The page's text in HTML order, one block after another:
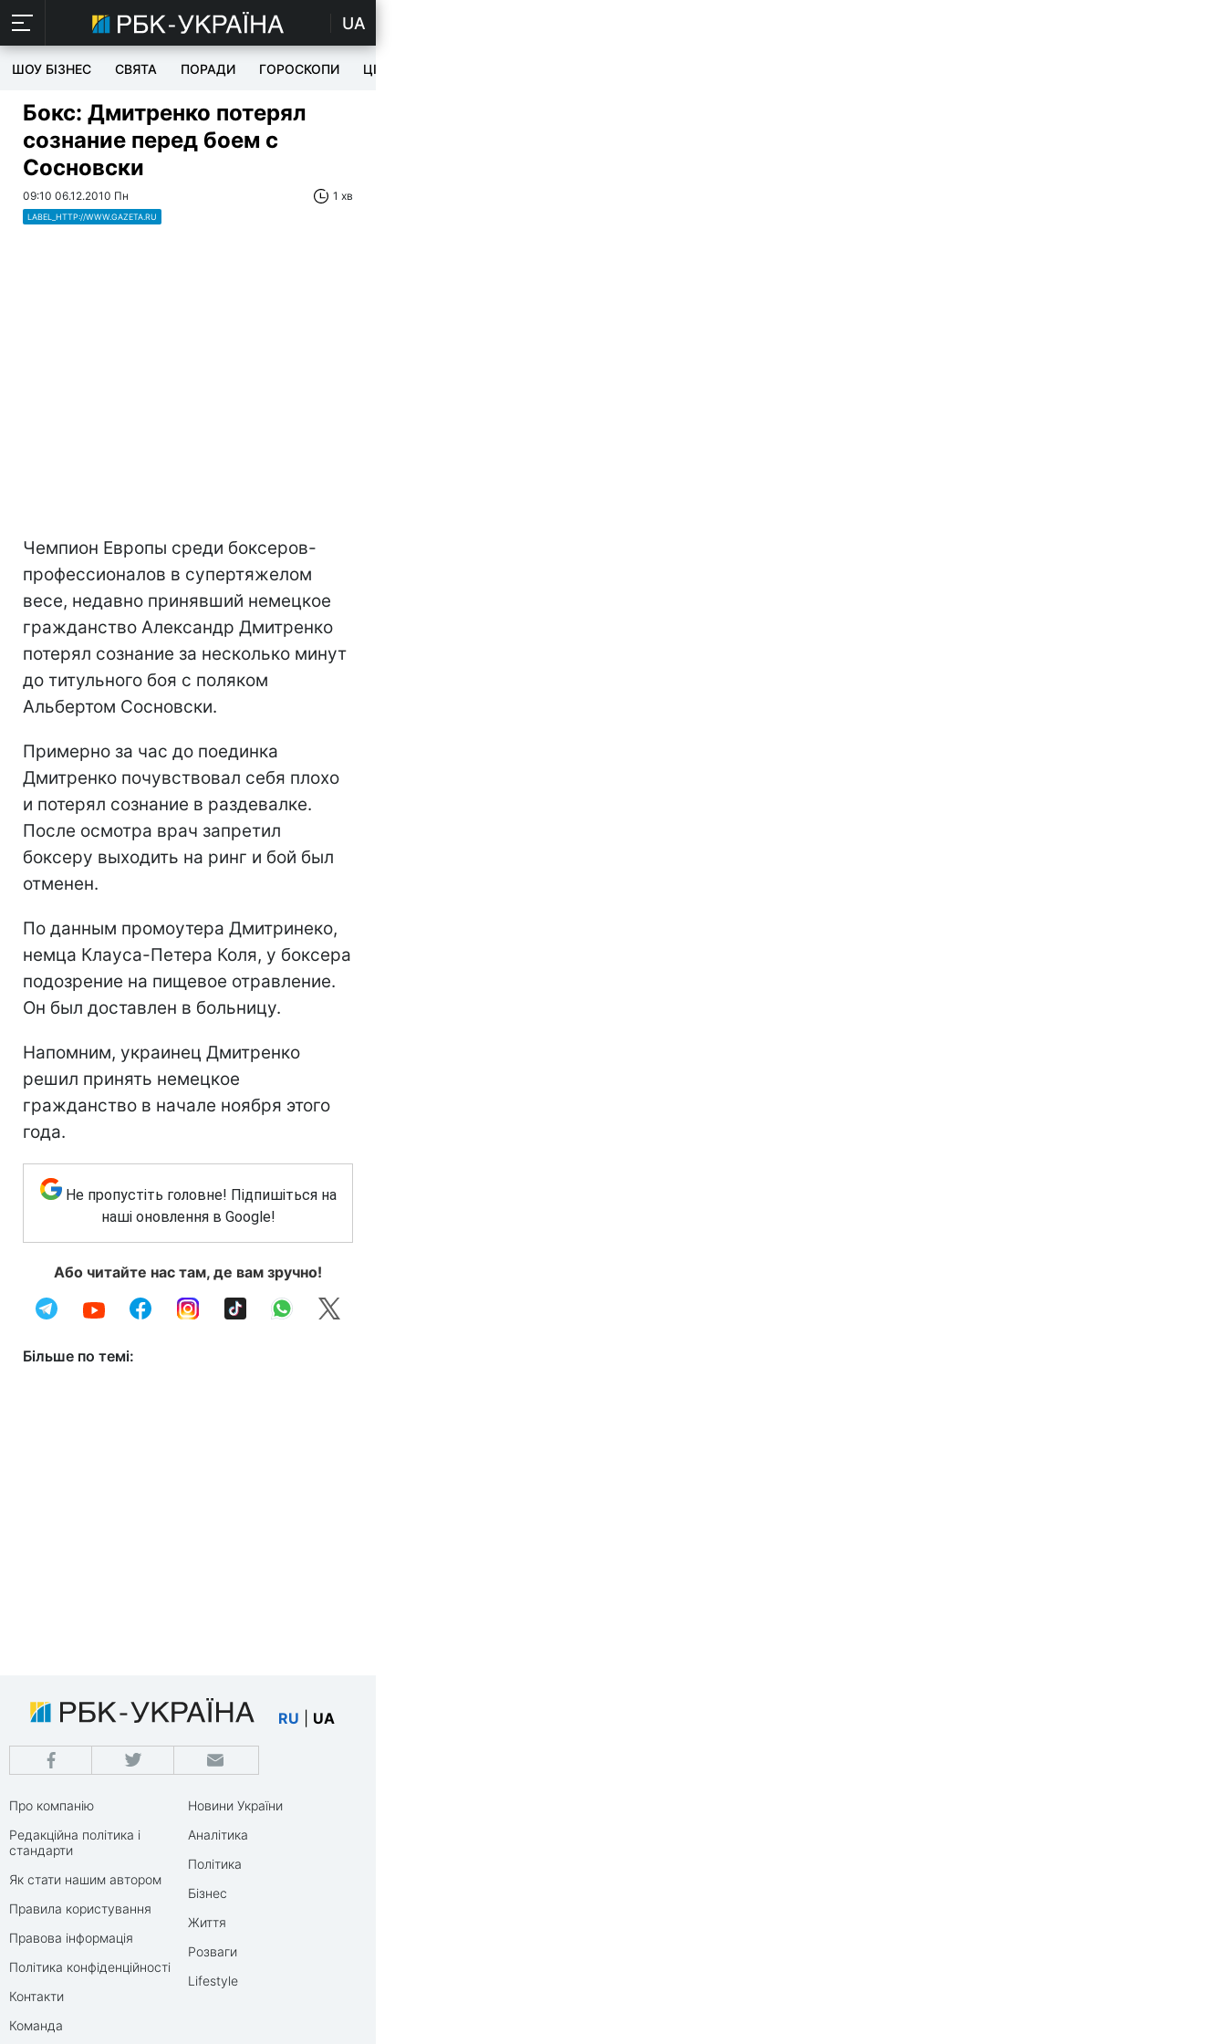
UA
ШОУ БІЗНЕС СВЯТА ПОРАДИ ГОРОСКОПИ ЦІКАВЕ
Бокс: Дмитренко потерял
сознание перед боем с
Сосновски
09:10 06.12.2010 Пн 1 хв
LABEL_HTTP://WWW.GAZETA.RU
Чемпион Европы среди боксеров-
профессионалов в супертяжелом
весе, недавно принявший немецкое
гражданство Александр Дмитренко
потерял сознание за несколько минут
до титульного боя с поляком
Альбертом Сосновски.
Примерно за час до поединка
Дмитренко почувствовал себя плохо
и потерял сознание в раздевалке.
После осмотра врач запретил
боксеру выходить на ринг и бой был
отменен.
По данным промоутера Дмитринеко,
немца Клауса-Петера Коля, у боксера
подозрение на пищевое отравление.
Он был доставлен в больницу.
Напомним, украинец Дмитренко
решил принять немецкое
гражданство в начале ноября этого
года.
Не пропустіть головне! Підпишіться на
наші оновлення в Google!
Або читайте нас там, де вам зручно!
Більше по темі:
RU UA
Про компанію
Редакційна політика і
стандарти
Як стати нашим автором
Правила користування
Правова інформація
Політика конфіденційності
Контакти
Команда
Новини України
Аналітика
Політика
Бізнес
Життя
Розваги
Lifestyle